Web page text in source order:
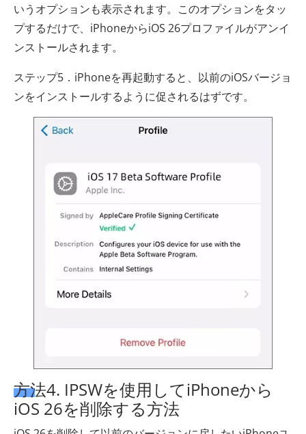
いうオプションも表示されます。このオプションをタッ
プするだけで、iPhoneからiOS 26プロファイルがアンイ
ンストールされます。
ステップ5．iPhoneを再起動すると、以前のiOSバージョ
ンをインストールするように促されるはずです。
方法4. IPSWを使用してiPhoneから
iOS 26を削除する方法